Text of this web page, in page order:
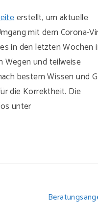
erstellt, um aktuelle
mit dem Corona-
in den letzten Wochen
Wegen und teilweise
bestem Wissen und
die Korrektheit. Die
unter